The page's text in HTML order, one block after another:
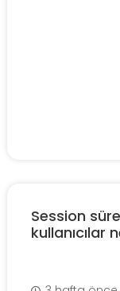
Session
kullanıcılar